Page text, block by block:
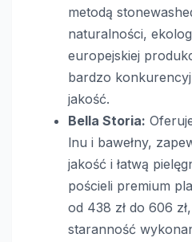
metodą
naturalności,
europejskiej
bardzo
jakość.
Bella Storia:
lnu i bawełny,
jakość i łatwą
pościeli premium
od 438 zł do 606
staranność